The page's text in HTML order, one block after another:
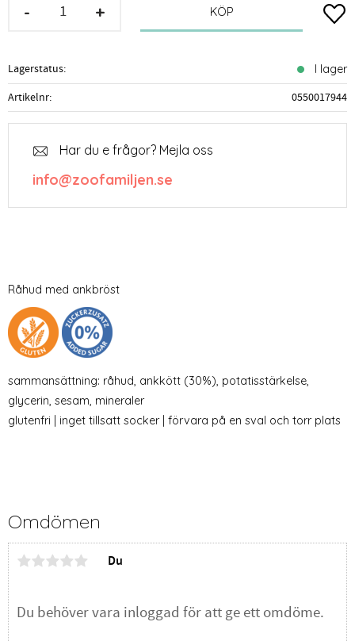
+
- KÖP
Lagerstatus I lager
Artikelnr 0550017944
Har du e frågor? Mejla oss
info@zoofamiljen.se
Råhud med ankbröst
sammansättning: råhud, ankkött (30%), potatisstärkelse,
glycerin, sesam, mineraler
glutenfri | inget tillsatt socker | förvara på en sval och torr plats
Omdömen
Du